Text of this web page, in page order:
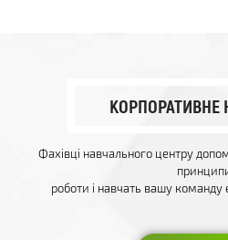
КОРПОРАТИВНЕ
Фахівці навчального центру
роботи і навчать вашу